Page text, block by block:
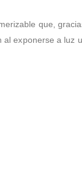
que,
exponerse a luz